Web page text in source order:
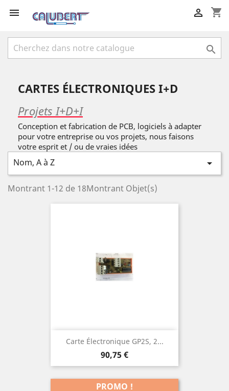
 shopping_cart


CARTES ÉLECTRONIQUES I+D
Projets I+D+I
Conception et fabrication de PCB, logiciels à adapter
pour votre entreprise ou vos projets, nous faisons
votre esprit et / ou de vraies idées
Nom, A à Z 
Montrant 1-12 de 18Montrant Objet(s)
Carte Électronique GP2S, 2...
Prix
90,75 €
PROMO !